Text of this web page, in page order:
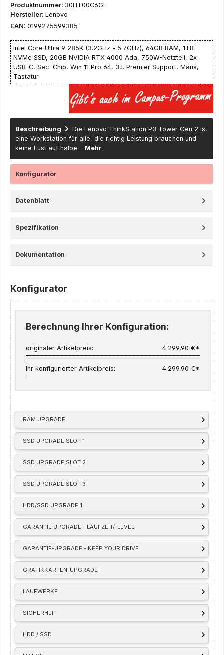
Produktnummer: 30HT00C6GE
Hersteller: Lenovo
EAN: 0199275599385
Intel Core Ultra 9 285K (3.2GHz - 5.7GHz), 64GB RAM, 1TB
NVMe SSD, 20GB NVIDIA RTX 4000 Ada, 750W-Netzteil, 2x
USB-C, Sec. Chip, Win 11 Pro 64, 3J. Premier Support, Maus,
Tastatur
Beschreibung
Die Lenovo ThinkStation P3 Tower Gen 2 ist
eine Workstation für alle, die richtig Leistung brauchen und
keine Lust auf halbe… Mehr
Konfigurator
Datenblatt
Spezifikation
Dokumentation
Konfigurator
RAM UPGRADE
SSD UPGRADE SLOT 1
SSD UPGRADE SLOT 2
SSD UPGRADE SLOT 3
HDD/SSD UPGRADE 1
GARANTIE UPGRADE - LAUFZEIT/-LEVEL
GARANTIE-UPGRADE - KEEP YOUR DRIVE
GRAFIKKARTEN-UPGRADE
LAUFWERKE
SICHERHEIT
HDD / SSD
Berechnung Ihrer Konfiguration:
originaler Artikelpreis: 4.299,90 €*
Ihr konfigurierter Artikelpreis: 4.299,90 €*